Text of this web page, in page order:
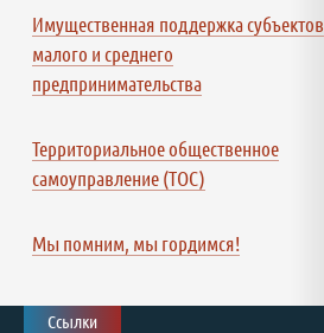
Имущественная поддержка субъектов
малого и среднего
предпринимательства
Территориальное общественное
самоуправление (ТОС)
Мы помним, мы гордимся!
Ссылки